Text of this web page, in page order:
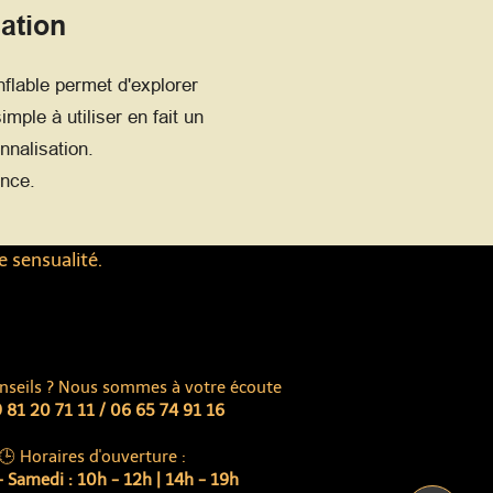
sensualité.
? Nous sommes à votre écoute
81 20 71 11 / 06 65 74 91 16
🕒 Horaires d'ouverture :
Samedi : 10h - 12h | 14h - 19h
permet d'explorer
à utiliser en fait un